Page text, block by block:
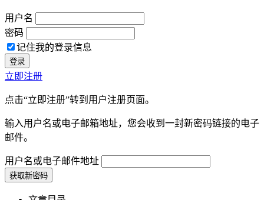
用户名
密码
记住我的登录信息
立即注册
点击“立即注册”转到用户注册页面。
输入用户名或电子邮箱地址，您会收到一封新密码链接的电子
邮件。
用户名或电子邮件地址